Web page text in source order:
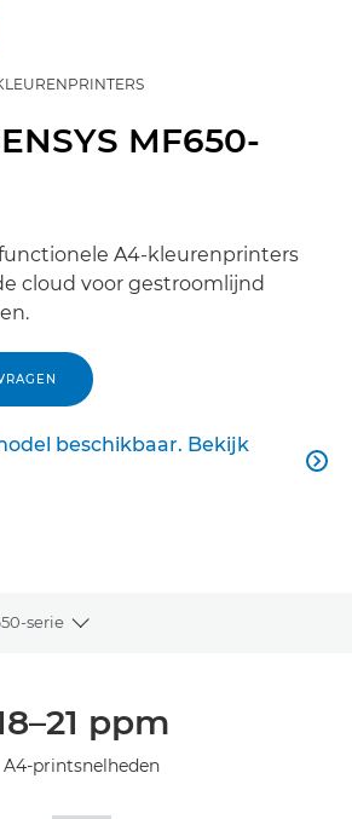
MF650-
A4-kleurenprinters
cloud voor gestroomlijnd
beschikbaar. Bekijk
beschikbaar. Bekijk meer.

serie
Toggle breadcrumbs
ppm
A4-printsnelheden